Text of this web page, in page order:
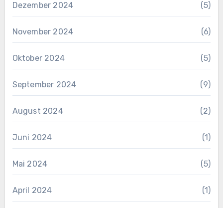
Dezember 2024 (5)
November 2024 (6)
Oktober 2024 (5)
September 2024 (9)
August 2024 (2)
Juni 2024 (1)
Mai 2024 (5)
April 2024 (1)